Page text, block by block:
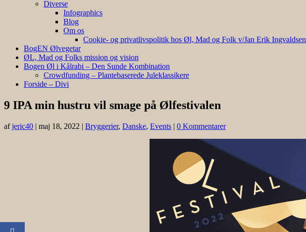
Diverse
Infographics
Blog
Om os
Cookie- og privatlivspolitik hos Øl, Mad og Folk v/Jan Erik Ingvaldsen
BogEN Ølvegetar
ØL, Mad og Folks mission og vision
Bogen Øl i Kålrabi – Den Sunde Kombination
Crowdfunding – Plantebaserede Juleklassikere
Forside – Divi
9 IPA min hustru vil smage på Ølfestivalen
afjeric40 | maj 18, 2022 | Bryggerier, Danske, Events | 0 Kommentarer